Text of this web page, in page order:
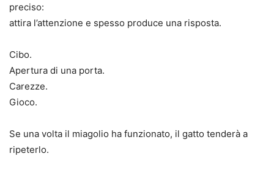
preciso:
attira l’attenzione e spesso produce una risposta.
Cibo.
Apertura di una porta.
Carezze.
Gioco.
Se una volta il miagolio ha funzionato, il gatto tenderà a
ripeterlo.